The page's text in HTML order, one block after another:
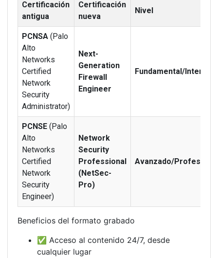
Certificación
antigua
Certificación
nueva
Nivel
PCNSA (Palo
Alto
Networks
Certified
Network
Security
Administrator)
Next-
Generation
Firewall
Engineer
Fundamental/
PCNSE (Palo
Alto
Networks
Certified
Network
Security
Engineer)
Network
Security
Professional
(NetSec-
Pro)
Avanzado/Profesional
Beneficios del formato grabado
✅ Acceso al contenido 24/7, desde
cualquier lugar